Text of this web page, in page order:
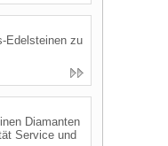
Edelsteinen zu
Diamanten
Service und